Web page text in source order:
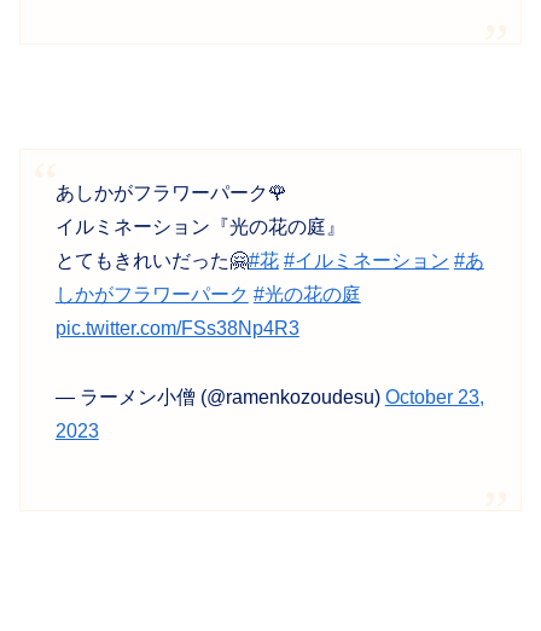
あしかがフラワーパーク🌹
イルミネーション『光の花の庭』
とてもきれいだった🤗#花 #イルミネーション #あ
しかがフラワーパーク #光の花の庭
pic.twitter.com/FSs38Np4R3
— ラーメン小僧 (@ramenkozoudesu) October 23,
2023